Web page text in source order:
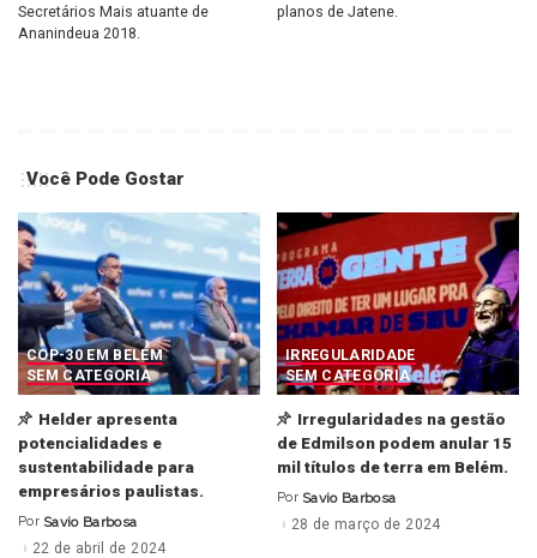
Secretários Mais atuante de
Ananindeua 2018.
planos de Jatene.
Você Pode Gostar
COP-30 EM BELÉM
SEM CATEGORIA
Helder apresenta
potencialidades e
sustentabilidade para
empresários paulistas.
Posted
by
Por Savio Barbosa
22 de abril de 2024
IRREGULARIDADE
SEM CATEGORIA
Irregularidades na gestão
de Edmilson podem anular 15
mil títulos de terra em Belém.
Posted
by
Por Savio Barbosa
28 de março de 2024